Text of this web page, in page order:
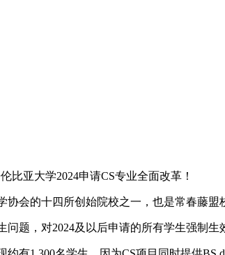
比亚大学2024申请CS专业全面改革！
会的十四所创始院校之一，也是常春藤
题，对2024及以后申请的所有学生强制生